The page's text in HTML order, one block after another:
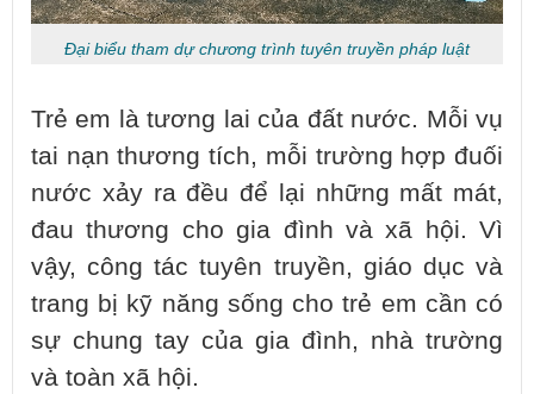
Đại biểu tham dự chương trình tuyên truyền pháp luật
Trẻ em là tương lai của đất nước. Mỗi vụ
tai nạn thương tích, mỗi trường hợp đuối
nước xảy ra đều để lại những mất mát,
đau thương cho gia đình và xã hội. Vì
vậy, công tác tuyên truyền, giáo dục và
trang bị kỹ năng sống cho trẻ em cần có
sự chung tay của gia đình, nhà trường
và toàn xã hội.